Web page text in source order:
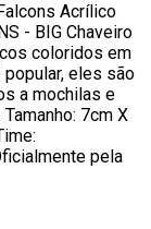
Acrílico
- BIG Chaveiro
coloridos em
eles são
a mochilas e
7cm X
pela